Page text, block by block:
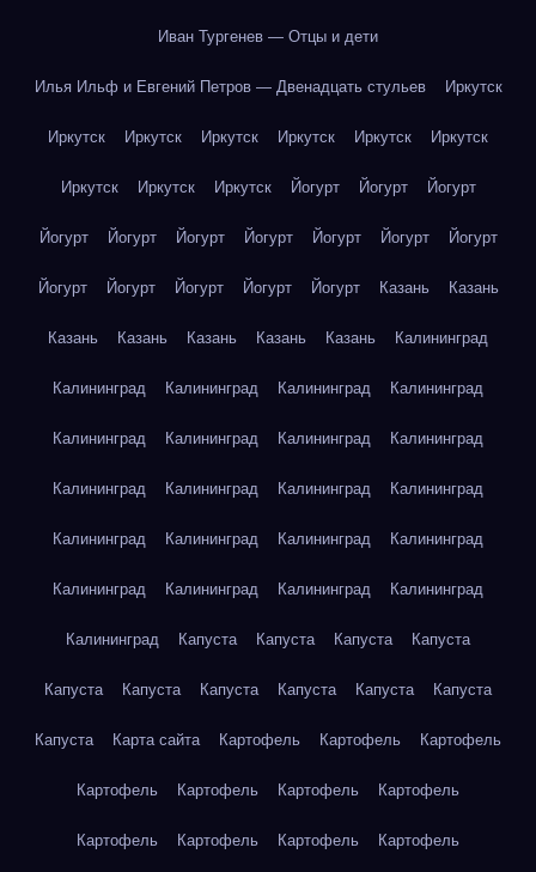
Иван Тургенев — Отцы и дети
Илья Ильф и Евгений Петров — Двенадцать стульев Иркутск
Иркутск Иркутск Иркутск Иркутск Иркутск Иркутск
Иркутск Иркутск Иркутск Йогурт Йогурт Йогурт
Йогурт Йогурт Йогурт Йогурт Йогурт Йогурт Йогурт
Йогурт Йогурт Йогурт Йогурт Йогурт Казань Казань
Казань Казань Казань Казань Казань Калининград
Калининград Калининград Калининград Калининград
Калининград Калининград Калининград Калининград
Калининград Калининград Калининград Калининград
Калининград Калининград Калининград Калининград
Калининград Калининград Калининград Калининград
Калининград Капуста Капуста Капуста Капуста
Капуста Капуста Капуста Капуста Капуста Капуста
Капуста Карта сайта Картофель Картофель Картофель
Картофель Картофель Картофель Картофель
Картофель Картофель Картофель Картофель